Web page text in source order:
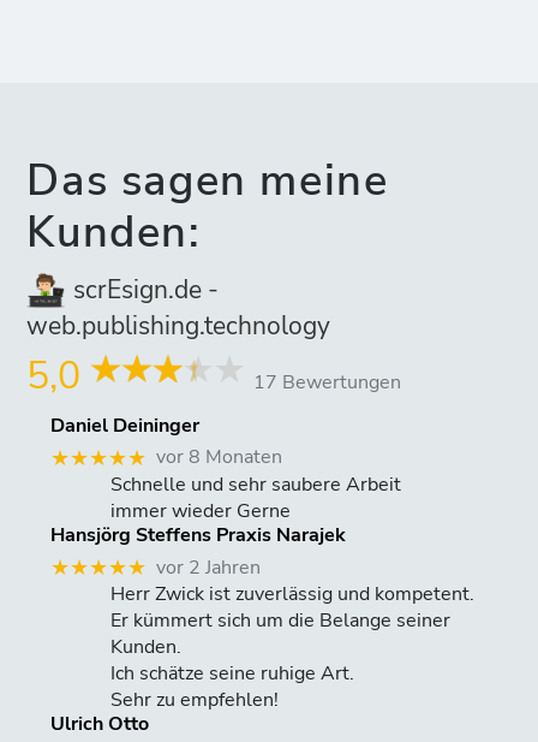
Das sagen meine
Kunden:
scrEsign.de -
web.publishing.technology
5,0
17 Bewertungen
Daniel Deininger
★★★★★ vor 8 Monaten
Schnelle und sehr saubere Arbeit
immer wieder Gerne
Hansjörg Steffens Praxis Narajek
★★★★★ vor 2 Jahren
Herr Zwick ist zuverlässig und kompetent.
Er kümmert sich um die Belange seiner
Kunden.
Ich schätze seine ruhige Art.
Sehr zu empfehlen!
Ulrich Otto